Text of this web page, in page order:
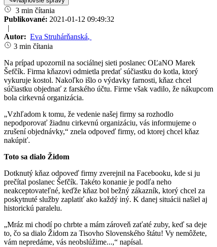
3 min čítania
Publikované: 2021-01-12 09:49:32
|
Autor: Eva Struhárňanská,
3 min čítania
Na prípad upozornil na sociálnej sieti poslanec OĽaNO Marek
Šefčík. Firma kňazovi odmietla predať súčiastku do kotla, ktorý
vykuruje kostol. Nakoľko išlo o výdavky farnosti, kňaz chcel
súčiastku objednať z farského účtu. Firme však vadilo, že nákupcom
bola cirkevná organizácia.
„Vzhľadom k tomu, že vedenie našej firmy sa rozhodlo
nepodporovať žiadnu cirkevnú organizáciu, vás informujeme o
zrušení objednávky,“ znela odpoveď firmy, od ktorej chcel kňaz
nakúpiť.
Toto sa dialo Židom
Dotknutý kňaz odpoveď firmy zverejnil na Facebooku, kde si ju
prečítal poslanec Šefčík. Takéto konanie je podľa neho
neakceptovateľné, keďže kňaz bol bežný zákazník, ktorý chcel za
poskytnuté služby zaplatiť ako každý iný. K danej situácii našiel aj
historickú paralelu.
„Mráz mi chodí po chrbte a mám zároveň zaťaté zuby, keď sa deje
to, čo sa dialo Židom za Tisovho Slovenského štátu! Vy nemôžete,
vám nepredáme, vás neobslúžime...,“ napísal.